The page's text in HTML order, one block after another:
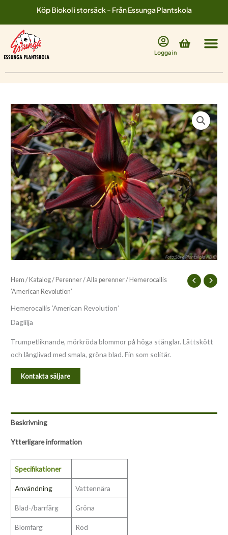
innehåll
Köp Biokol i storsäck - Från Essunga Plantskola
Logga in
Varukorg
Hem / Katalog/ Perenner/Alla perenner/ Hemerocallis
’American Revolution’
Hemerocallis ’American Revolution’
Daglilja
Trumpetliknande, mörkröda blommor på höga stänglar. Lättskött
och långlivad med smala, gröna blad. Fin som solitär.
Kontakta säljare
Beskrivning
Ytterligare information
Specifikationer
Användning Vattennära
Blad-/barrfärg Gröna
Blomfärg Röd